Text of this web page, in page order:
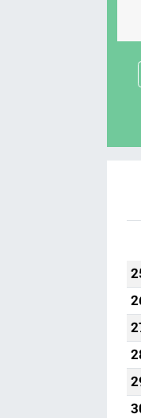
Endüstri 4.0